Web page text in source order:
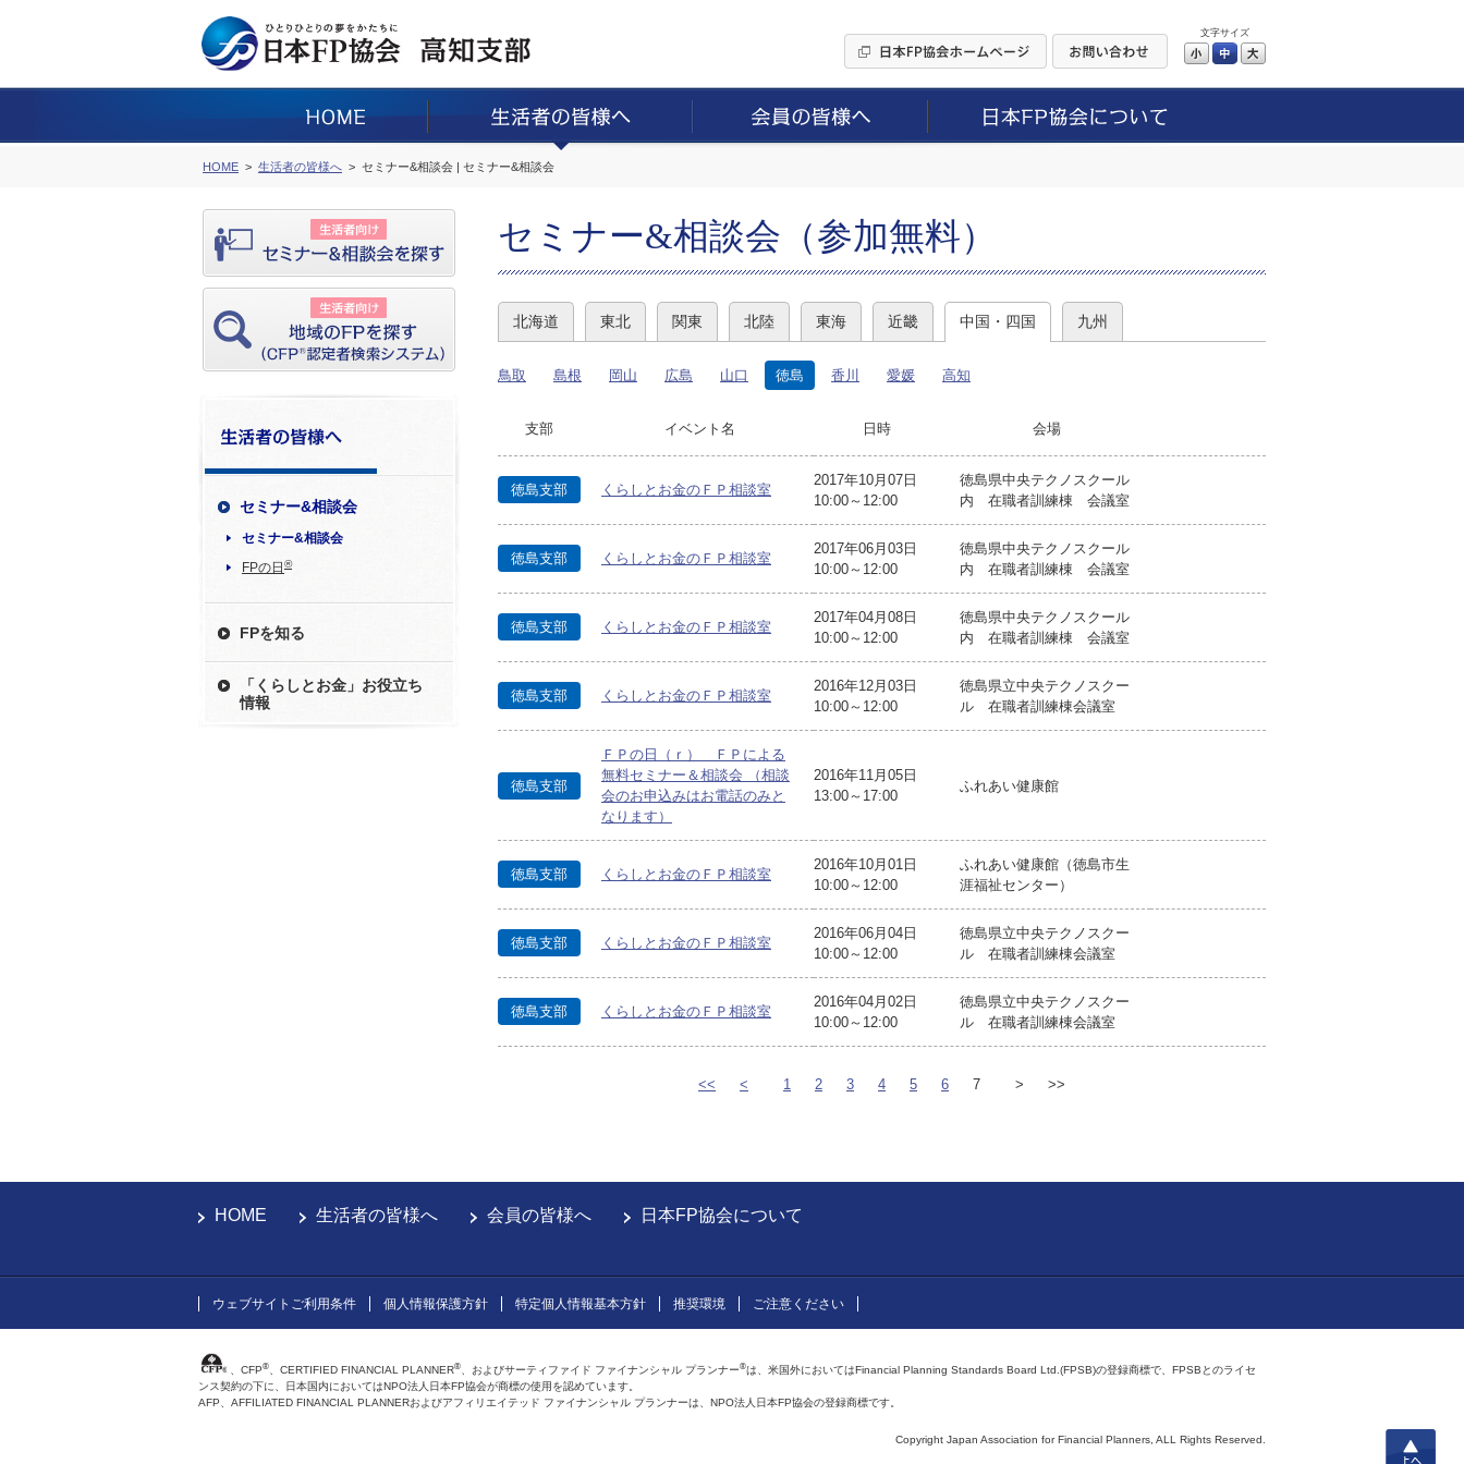
文字サイズ
小 中
HOME 生活者の皆様へ セミナー&相談会 | セミナー&相談会
セミナー&相談会
セミナー&相談会
FPの日 ®
FPを知る
「くらしとお金」お役立ち
情報
セミナー&相談会（参加無料）
北海道 東北 関東 北陸 東海 近畿 中国・四国 九州
鳥取 島根 岡山 広島 山口 徳島 香川 愛媛 高知
支部 イベント名 日時 会場
徳島支部 くらしとお金のＦＰ相談室
2017年10月07日
10:00～12:00
徳島県中央テクノスクール
内 在職者訓練棟 会議室
徳島支部 くらしとお金のＦＰ相談室
2017年06月03日
10:00～12:00
徳島県中央テクノスクール
内 在職者訓練棟 会議室
徳島支部 くらしとお金のＦＰ相談室
2017年04月08日
10:00～12:00
徳島県中央テクノスクール
内 在職者訓練棟 会議室
徳島支部 くらしとお金のＦＰ相談室
2016年12月03日
10:00～12:00
徳島県立中央テクノスクー
ル 在職者訓練棟会議室
徳島支部
ＦＰの日（ｒ） ＦＰによる
無料セミナー＆相談会 （相談
会のお申込みはお電話のみと
なります）
2016年11月05日
13:00～17:00
ふれあい健康館
徳島支部 くらしとお金のＦＰ相談室
2016年10月01日
10:00～12:00
ふれあい健康館（徳島市生
涯福祉センター）
徳島支部 くらしとお金のＦＰ相談室
2016年06月04日
10:00～12:00
徳島県立中央テクノスクー
ル 在職者訓練棟会議室
徳島支部 くらしとお金のＦＰ相談室
2016年04月02日
10:00～12:00
徳島県立中央テクノスクー
ル 在職者訓練棟会議室
<< < 1 2 3 4 5 6 7 > >>
上へ
HOME 生活者の皆様へ 会員の皆様へ 日本FP協会について
ウェブサイトご利用条件 個人情報保護方針 特定個人情報基本方針 推奨環境 ご注意ください
、CFP® 、CERTIFIED FINANCIAL PLANNER® 、およびサーティファイド ファイナンシャル プランナー®は、米国外においてはFinancial Planning Standards Board Ltd.(FPSB)の登録商標で、FPSBとのライセ
ンス契約の下に、日本国内においてはNPO法人日本FP協会が商標の使用を認めています。
AFP、AFFILIATED FINANCIAL PLANNERおよびアフィリエイテッド ファイナンシャル プランナーは、NPO法人日本FP協会の登録商標です。
Copyright Japan Association for Financial Planners, ALL Rights Reserved.